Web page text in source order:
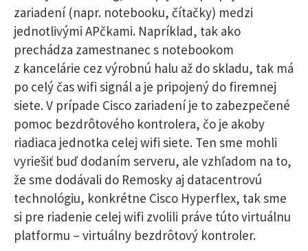
zariadení (napr. notebooku, čítačky) medzi
jednotlivými APčkami. Napríklad, tak ako
prechádza zamestnanec s notebookom
z kancelárie cez výrobnú halu až do skladu, tak má
po celý čas wifi signál a je pripojený do firemnej
siete. V prípade Cisco zariadení je to zabezpečené
pomoc bezdrôtového kontrolera, čo je akoby
riadiaca jednotka celej wifi siete. Ten sme mohli
vyriešiť buď dodaním serveru, ale vzhľadom na to,
že sme dodávali do Remosky aj datacentrovú
technológiu, konkrétne Cisco Hyperflex, tak sme
si pre riadenie celej wifi zvolili práve túto virtuálnu
platformu – virtuálny bezdrôtový kontroler.